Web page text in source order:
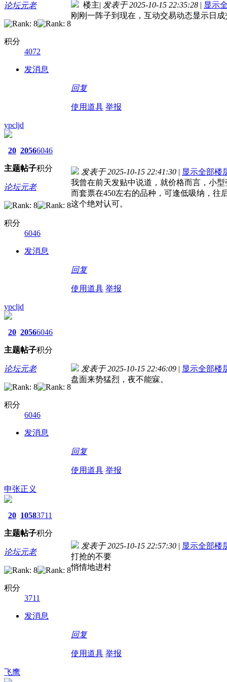
论坛元老
积分
4072
发消息
楼主| 发表于 2025-10-15 22:35:28 | 显示
刚刚一阵子到现在，互动交易动态显示日
回复
使用道具 举报
ypcljd
20
主题
2056
帖子
6046
积分
论坛元老
积分
6046
发消息
发表于 2025-10-15 22:41:30 | 显示全部楼
我曾在前天发贴中说道，就价格而言，小
而套票在450左右的品种，可逢低吸纳，往
这个绝对认可。
回复
使用道具 举报
ypcljd
20
主题
2056
帖子
6046
积分
论坛元老
积分
6046
发消息
发表于 2025-10-15 22:46:09 | 显示全部楼
盘面来势猛烈，夜不能寐。
回复
使用道具 举报
申张正义
20
主题
1058
帖子
3711
积分
论坛元老
积分
3711
发消息
发表于 2025-10-15 22:57:30 | 显示全部楼
打抢的不要
悄情地进村
回复
使用道具 举报
飞鹰